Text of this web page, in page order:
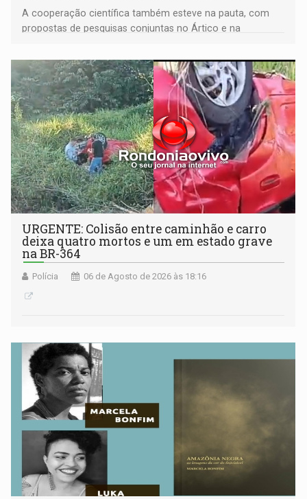
A cooperação científica também esteve na pauta, com
propostas de pesquisas conjuntas no Ártico e na
URGENTE: Colisão entre caminhão e carro
deixa quatro mortos e um em estado grave
na BR-364
Polícia 06 de Agosto de 2026 às 18:16